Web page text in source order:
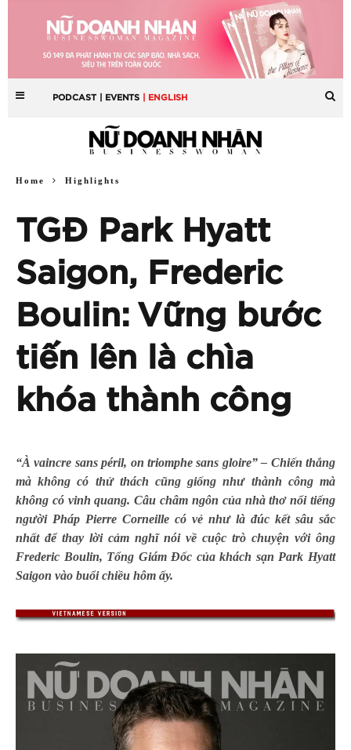
PODCAST | EVENTS | ENGLISH
Home Highlights
TGĐ Park Hyatt
Saigon, Frederic
Boulin: Vững bước
tiến lên là chìa
khóa thành công
“À vaincre sans péril, on triomphe sans gloire” – Chiến thắng
mà không có thử thách cũng giống như thành công mà
không có vinh quang. Câu châm ngôn của nhà thơ nổi tiếng
người Pháp Pierre Corneille có vẻ như là đúc kết sâu sắc
nhất để thay lời cảm nghĩ nói về cuộc trò chuyện với ông
Frederic Boulin, Tổng Giám Đốc của khách sạn Park Hyatt
Saigon vào buổi chiều hôm ấy.